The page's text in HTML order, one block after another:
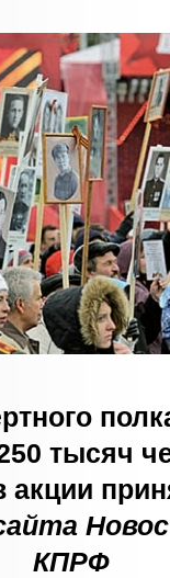
тысяч
акции
КПРФ